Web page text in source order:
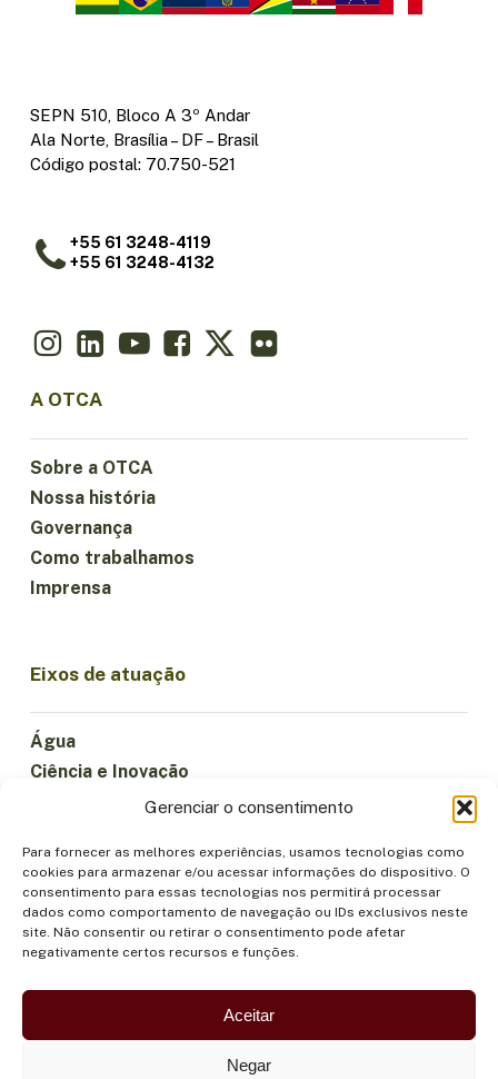
Gerenciar o consentimento
Para fornecer as melhores experiências, usamos tecnologias como
cookies para armazenar e/ou acessar informações do dispositivo. O
consentimento para essas tecnologias nos permitirá processar
dados como comportamento de navegação ou IDs exclusivos neste
site. Não consentir ou retirar o consentimento pode afetar
negativamente certos recursos e funções.
Aceitar
Negar
SEPN 510, Bloco A 3º Andar
Ala Norte, Brasília – DF – Brasil
Código postal: 70.750-521
+55 61 3248-4119
+55 61 3248-4132
A OTCA
Sobre a OTCA
Nossa história
Governança
Como trabalhamos
Imprensa
Eixos de atuação
Água
Ciência e Inovação
Florestas e Biodiversidade
Institucionalidade
Participação
Povos Indígenas